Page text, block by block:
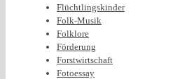
Flüchtlingskinder
Folk-Musik
Folklore
Förderung
Forstwirtschaft
Fotoessay